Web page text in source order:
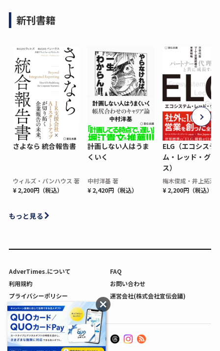
新刊書籍
さよなら 統合報告書
ウィルズ・パンハウス 著
¥ 2,200円（税込）
計画しない人はうま
くいく
中村洋基 著
¥ 2,420円（税込）
ELG（エコシステ
ム・レッド・グロ
ス）
梅木俊成・井上拓海
¥ 2,200円（税込）
もっと見る
AdverTimes.について
FAQ
利用規約
お問い合わせ
プライバシーポリシー
運営会社(株式会社宣伝会議)
利用者情報の外部送信について